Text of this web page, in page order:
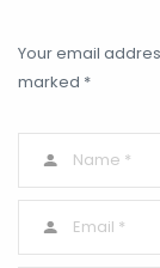
Your email
marked *